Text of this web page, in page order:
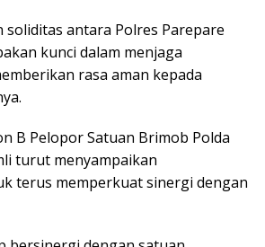
soliditas antara Polres Parepare
kunci dalam menjaga
rasa aman kepada
B Pelopor Satuan Brimob Polda
turut menyampaikan
terus memperkuat sinergi dengan